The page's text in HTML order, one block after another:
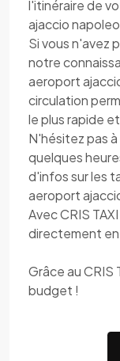
l'itinéraire de
ajaccio
Si vous n'avez
notre
aeroport
circulation
le plus rapide
N'hésitez pas
quelques
d'infos sur les
aeroport
Avec CRIS
directement
Grâce au CRIS
budget !